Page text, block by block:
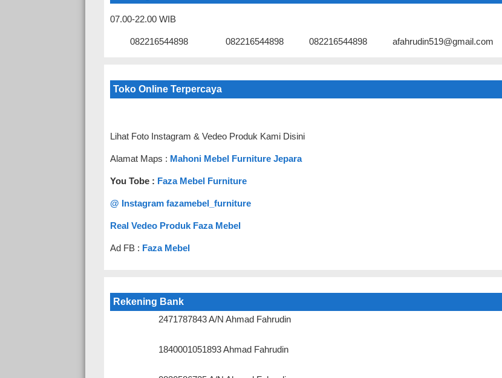
07.00-22.00 WIB
082216544898 082216544898 082216544898 afahrudin519@gmail.com
Toko Online Terpercaya
Lihat Foto Instagram & Vedeo Produk Kami Disini
Alamat Maps : Mahoni Mebel Furniture Jepara
You Tobe : Faza Mebel Furniture
@ Instagram fazamebel_furniture
Real Vedeo Produk Faza Mebel
Ad FB : Faza Mebel
Rekening Bank
2471787843 A/N Ahmad Fahrudin
1840001051893 Ahmad Fahrudin